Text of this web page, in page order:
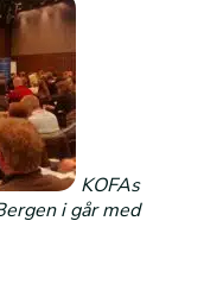
KOFAs
i går med